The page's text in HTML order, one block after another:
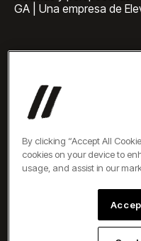
GA | Una empresa de
SEDE CENTRAL
CONSULTAS COMERCIALES
PULSE
Todos los derechos
reservados ©2026
By clicking “Accept All
cookies on your device to
usage, and assist in our